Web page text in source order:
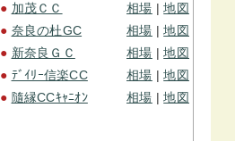
● 加茂ＣＣ 相場 |地図
● 奈良の杜GC 相場 |地図
● 新奈良ＧＣ 相場 |地図
● ﾃﾞｲﾘｰ信楽CC 相場 |地図
● 隨縁CCｷｬﾆｵﾝ 相場 |地図